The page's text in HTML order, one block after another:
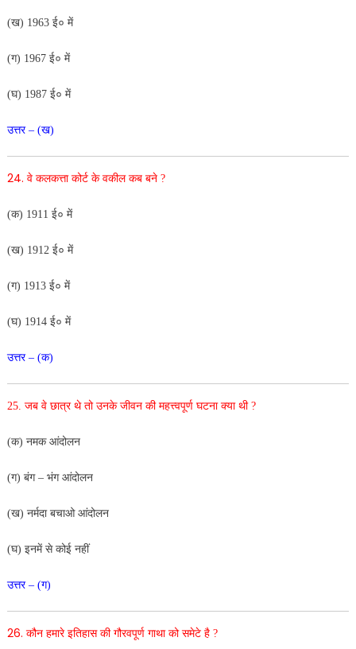
(ख) 1963 ई० में
(ग) 1967 ई० में
(घ) 1987 ई० में
उत्तर – (ख)
24. वे कलकत्ता कोर्ट के वकील कब बने ?
(क) 1911 ई० में
(ख) 1912 ई० में
(ग) 1913 ई० में
(घ) 1914 ई० में
उत्तर – (क)
25. जब वे छात्र थे तो उनके जीवन की महत्त्वपूर्ण घटना क्या थी ?
(क) नमक आंदोलन
(ग) बंग – भंग आंदोलन
(ख) नर्मदा बचाओ आंदोलन
(घ) इनमें से कोई नहीं
उत्तर – (ग)
26. कौन हमारे इतिहास की गौरवपूर्ण गाथा को समेटे है ?